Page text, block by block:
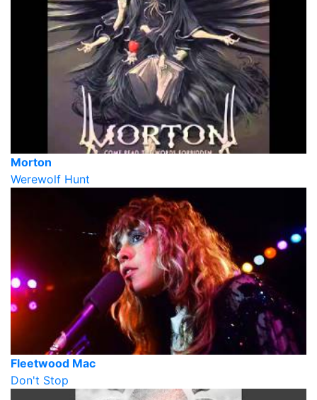
Morton
Werewolf Hunt
Fleetwood Mac
Don't Stop